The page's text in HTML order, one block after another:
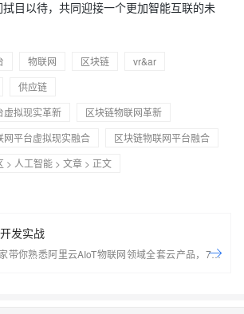
目以待，共同迎接一个更加智能互联的未
物联网 区块链
vr&ar
供应链
虚拟现实革新
区块链物联网革新
网平台虚拟现实融合
区块链物联网平台融合
> 人工智能 > 文章 > 正文
发实战
带你熟悉阿里云AIoT物联网领域全套云产品，7天